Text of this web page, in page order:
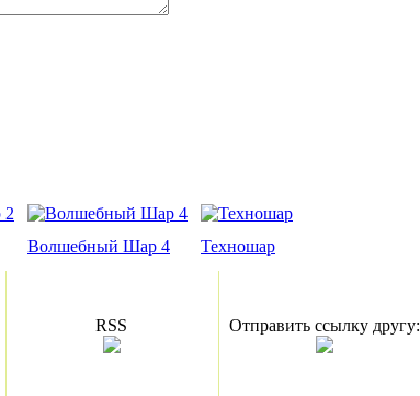
Волшебный Шар 4
Техношар
RSS Отправить ссылку другу: